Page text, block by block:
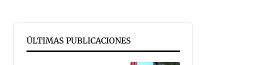
ÚLTIMAS PUBLICACIONES